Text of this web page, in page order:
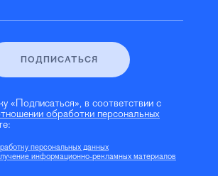
ПОДПИСАТЬСЯ
«Подписаться», в соответствии с
обработки персональных
персональных данных
информационно-рекламных материалов